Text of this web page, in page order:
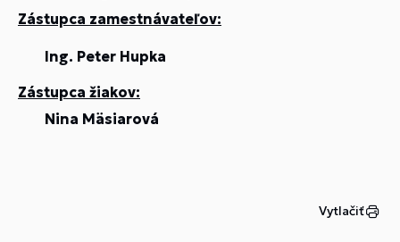
Zástupca zamestnávateľov:
Ing. Peter Hupka
Zástupca žiakov:
Nina Mäsiarová
Vytlačiť